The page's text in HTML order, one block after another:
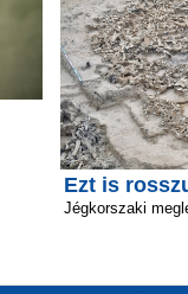
Ezt is
Jégkorszaki